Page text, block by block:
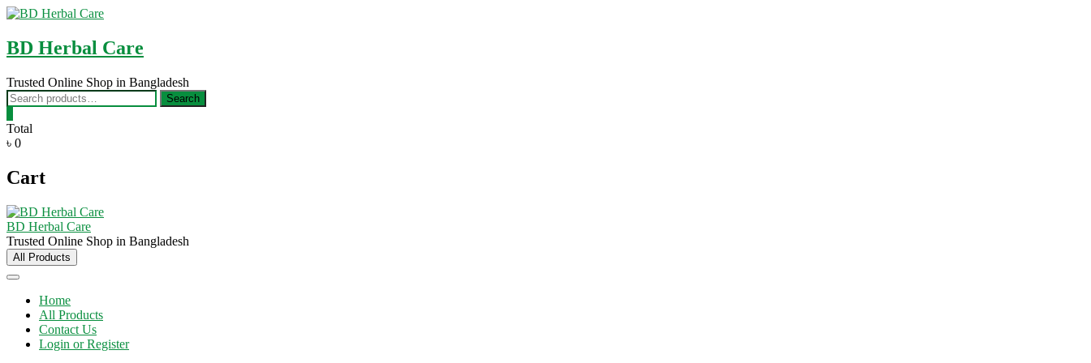
Skip
content
BD Herbal Care
Trusted Online Shop in Bangladesh
Search
for:
Search
Total
৳ 0
Cart
BD Herbal Care
Trusted Online Shop in Bangladesh
All Products
Home
All Products
Contact Us
Login or Register